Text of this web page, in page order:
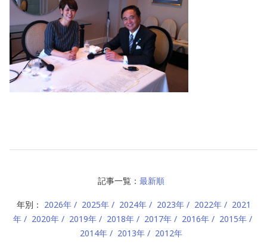
記事一覧： 最新順
年別： 2026年 2025年 2024年 2023年 2022年
2021
年
2020年 2019年 2018年 2017年 2016年
2015年
2014年
2013年 2012年